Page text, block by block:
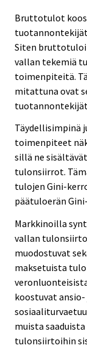
Bruttotulot
Siten
vallan tekemiä
toimenpiteitä.
mitattuna ovat
Täydellisimpinä
toimenpiteet
sillä ne
tulonsiirrot.
tulojen Gini-
päätuloerän
Markkinoilla
vallan
muodostuvat
maksetuista
koostuvat
muista
tulonsiirtoihin